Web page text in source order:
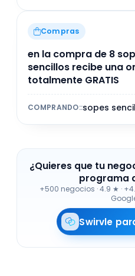
Compras
en la compra de 8
sencillos recibe una
totalmente GRATIS
COMPRANDO::sopes
¿Quieres que tu
programa
+500 negocios ·4.9 ★ ·
Swirvle